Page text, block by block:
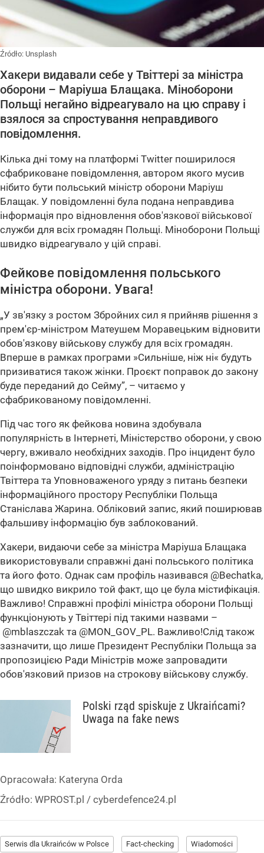
Źródło: Unsplash
Хакери видавали себе у Твіттері за міністра
оборони – Маріуша Блащака. Міноборони
Польщі негайно відреагувало на цю справу і
взялося за спростування неправдивого
повідомлення.
Кілька дні тому на платформі Twitter поширилося
сфабриковане повідомлення, автором якого мусив
нібито бути польський міністр оборони Маріуш
Блащак. У повідомленні була подана неправдива
інформація про відновлення обов'язкової військової
служби для всіх громадян Польщі. Міноборони Польщі
швидко відреагувало у цій справі.
Фейкове повідомлення польського
міністра оборони. Увага!
„У зв'язку з ростом Збройних сил я прийняв рішення з
прем'єр-міністром Матеушем Моравецьким відновити
обов'язкову військову службу для всіх громадян.
Вперше в рамках програми »Сильніше, ніж ні« будуть
призиватися також жінки. Проєкт поправок до закону
буде переданий до Сейму”, – читаємо у
сфабрикованому повідомленні.
Під час того як фейкова новина здобувала
популярність в Інтернеті, Міністерство оборони, у свою
чергу, вживало необхідних заходів. Про інцидент було
поінформовано відповідні служби, адміністрацію
Твіттера та Уповноваженого уряду з питань безпеки
інформаційного простору Республіки Польща
Станіслава Жарина. Обліковий запис, який поширював
фальшиву інформацію був заблокований.
Хакери, видаючи себе за міністра Маріуша Блащака
використовували справжні дані польського політика
та його фото. Однак сам профіль називався @Bechatka,
що швидко викрило той факт, що це була містифікація.
Важливо! Справжні профілі міністра оборони Польщі
функціонують у Твіттері під такими назвами –
@mblaszczak та @MON_GOV_PL. Важливо!Слід також
зазначити, що лише Президент Республіки Польща за
пропозицією Ради Міністрів може запровадити
обов'язковий призов на строкову військову службу.
Polski rząd spiskuje z Ukraińcami?
Uwaga na fake news
Opracowała: Kateryna Orda
Źródło: WPROST.pl / cyberdefence24.pl
Serwis dla Ukraińców w Polsce Fact-checking Wiadomości